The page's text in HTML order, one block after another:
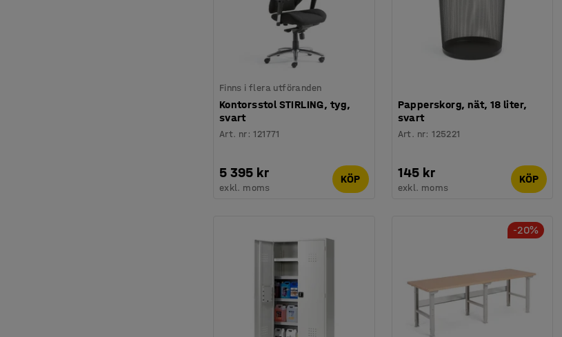
Finns i flera utföranden
Kontorsstol STIRLING, tyg,
svart
Art. nr:121771
5 395 kr
exkl. moms
KÖP
Papperskorg, nät, 18 liter,
svart
Art. nr:125221
145 kr
exkl. moms
KÖP
-20%